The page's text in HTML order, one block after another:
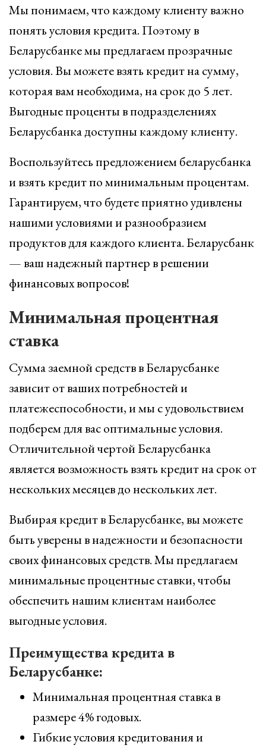
Мы понимаем, что каждому клиенту важно
понять условия кредита. Поэтому в
Беларусбанке мы предлагаем прозрачные
условия. Вы можете взять кредит на сумму,
которая вам необходима, на срок до 5 лет.
Выгодные проценты в подразделениях
Беларусбанка доступны каждому клиенту.
Воспользуйтесь предложением беларусбанка
и взять кредит по минимальным процентам.
Гарантируем, что будете приятно удивлены
нашими условиями и разнообразием
продуктов для каждого клиента. Беларусбанк
— ваш надежный партнер в решении
финансовых вопросов!
Минимальная процентная
ставка
Сумма заемной средств в Беларусбанке
зависит от ваших потребностей и
платежеспособности, и мы с удовольствием
подберем для вас оптимальные условия.
Отличительной чертой Беларусбанка
является возможность взять кредит на срок от
нескольких месяцев до нескольких лет.
Выбирая кредит в Беларусбанке, вы можете
быть уверены в надежности и безопасности
своих финансовых средств. Мы предлагаем
минимальные процентные ставки, чтобы
обеспечить нашим клиентам наиболее
выгодные условия.
Преимущества кредита в
Беларусбанке:
Минимальная процентная ставка в
размере 4% годовых.
Гибкие условия кредитования и